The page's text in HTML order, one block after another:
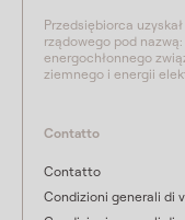
Przedsiębiorca
rządowego pod
energochłonnego
ziemnego i energii
Contatto
Contatto
Condizioni generali di